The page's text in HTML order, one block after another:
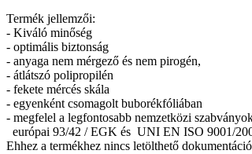
Termék jellemzői:
- Kiváló minőség
- optimális biztonság
- anyaga nem mérgező és nem pirogén,
- átlátszó polipropilén
- fekete mércés skála
- egyenként csomagolt buborékfóliában
- megfelel a legfontosabb nemzetközi
európai 93/42 / EGK és UNI EN ISO 9001/
Ehhez a termékhez nincs letölthető